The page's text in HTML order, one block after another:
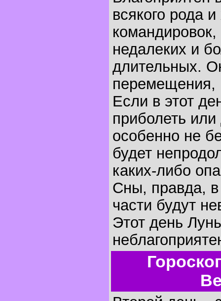
всякого рода
недалеких и
длительных.
перемещения,
Если в этот
приболеть
особенно не
будет
каких-либо
Сны, правда,
части будут
Этот день